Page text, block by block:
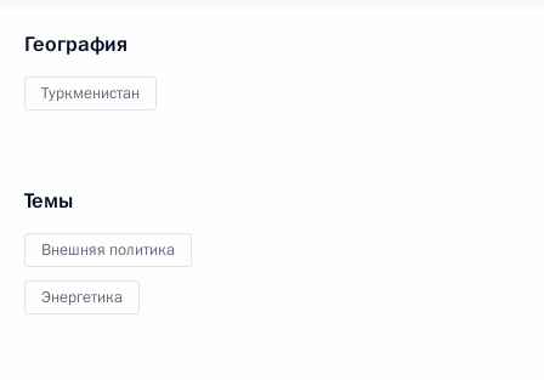
География
Туркменистан
Темы
Внешняя политика
Энергетика